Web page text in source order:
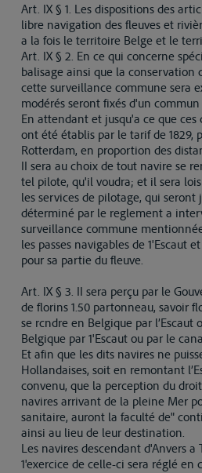
Art. IX § 1. Les dispositions des
libre navigation des fleuves et
a la fois le territoire Belge et le
Art. IX § 2. En ce qui concerne
balisage ainsi que la conservation
cette surveillance commune sera
modérés seront fixés d'un
En attendant et jusqu'a ce que
ont été établis par le tarif de 1829,
Rotterdam, en proportion des
II sera au choix de tout navire se
tel pilote, qu'il voudra; et il sera
les services de pilotage, qui seront
déterminé par le reglement a
surveillance commune
les passes navigables de 1'Escaut
pour sa partie du fleuve.
Art. IX § 3. II sera perçu par le
de florins 1.50 partonneau, savoir
se rcndre en Belgique par
Belgique par 1'Escaut ou par le
Et afin que les dits navires ne
Hollandaises, soit en remontant
convenu, que la perception du
navires arrivant de la pleine Mer
sanitaire, auront la faculté de"
ainsi au lieu de leur destination.
Les navires descendant d'Anvers
1'exercice de celle-ci sera réglé